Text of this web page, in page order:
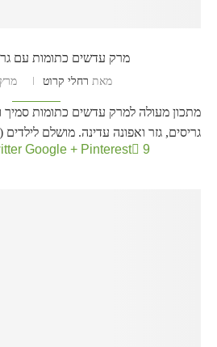
מרק עדשים כתומות עם
מאת רחלי קרוט מרץ 2,
מתכון מעולה למרק עדשים כתומות סמיך
גריסים, גזר ואפונה עדינה. מושלם לילדים
9
Google + Pinterest